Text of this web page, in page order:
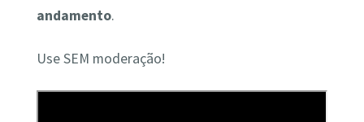
andamento.
Use SEM moderação!